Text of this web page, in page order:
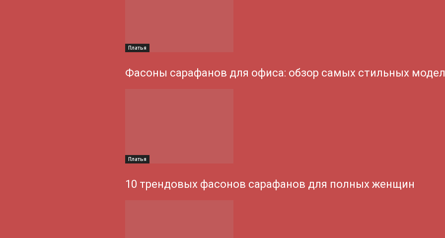
Платья
Фасоны сарафанов для офиса: обзор самых стильных
Платья
10 трендовых фасонов сарафанов для полных женщин